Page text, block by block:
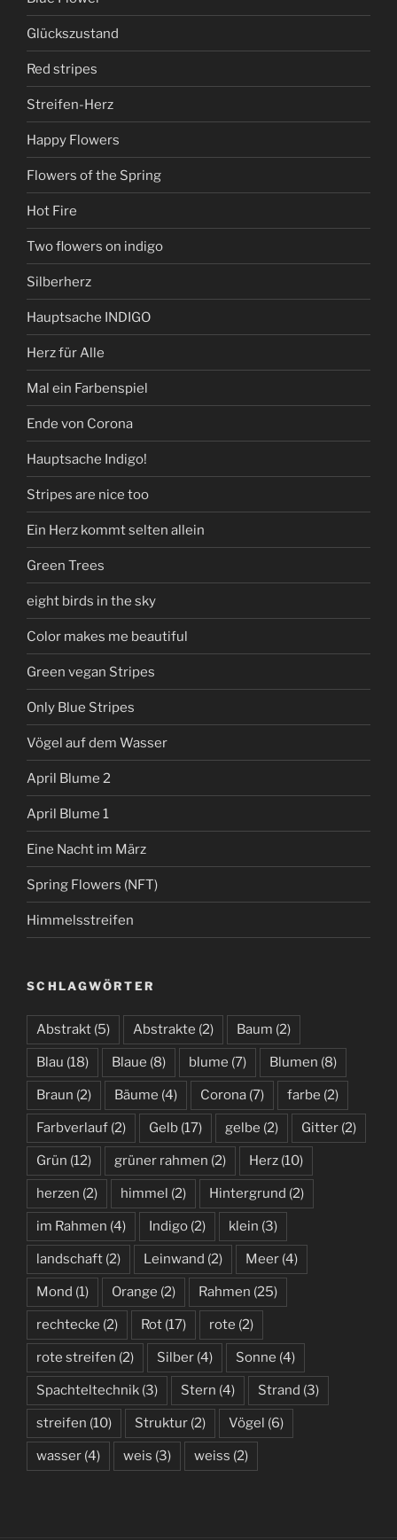
Glückszustand
Red stripes
Streifen-Herz
Happy Flowers
Flowers of the Spring
Hot Fire
Two flowers on indigo
Silberherz
Hauptsache INDIGO
Herz für Alle
Mal ein Farbenspiel
Ende von Corona
Hauptsache Indigo!
Stripes are nice too
Ein Herz kommt selten allein
Green Trees
eight birds in the sky
Color makes me beautiful
Green vegan Stripes
Only Blue Stripes
Vögel auf dem Wasser
April Blume 2
April Blume 1
Eine Nacht im März
Spring Flowers (NFT)
Himmelsstreifen
SCHLAGWÖRTER
Abstrakt (5) Abstrakte (2) Baum (2)
Blau (18) Blaue (8) blume (7) Blumen (8)
Braun (2) Bäume (4) Corona (7) farbe (2)
Farbverlauf (2) Gelb (17) gelbe (2) Gitter (2)
Grün (12) grüner rahmen (2) Herz (10)
herzen (2) himmel (2) Hintergrund (2)
im Rahmen (4) Indigo (2) klein (3)
landschaft (2) Leinwand (2) Meer (4)
Mond (1) Orange (2) Rahmen (25)
rechtecke (2) Rot (17) rote (2)
rote streifen (2) Silber (4) Sonne (4)
Spachteltechnik (3) Stern (4) Strand (3)
streifen (10) Struktur (2) Vögel (6)
wasser (4) weis (3) weiss (2)